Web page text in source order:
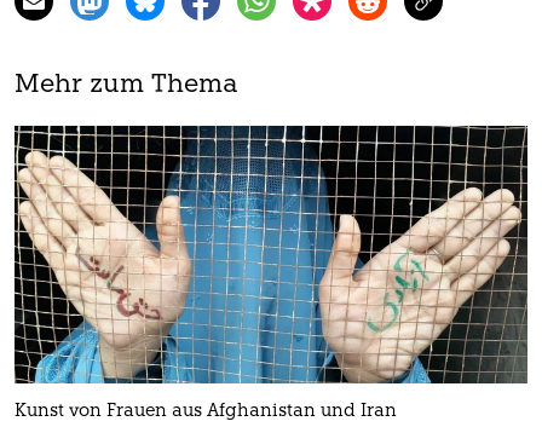
Mehr zum Thema
Kunst von Frauen aus Afghanistan und Iran